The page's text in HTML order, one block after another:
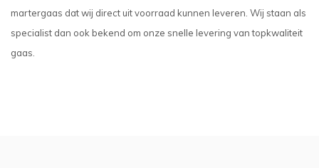
martergaas dat wij direct uit voorraad kunnen leveren. Wij staan als
specialist dan ook bekend om onze snelle levering van topkwaliteit
gaas.